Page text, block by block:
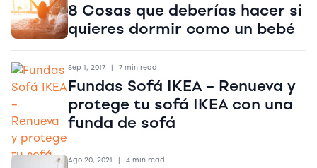
8 Cosas que deberías hacer si
quieres dormir como un bebé
Sep 1, 2017 | 7 min read
Fundas Sofá IKEA – Renueva y
protege tu sofá IKEA con una
funda de sofá
Ago 20, 2021 | 4 min read